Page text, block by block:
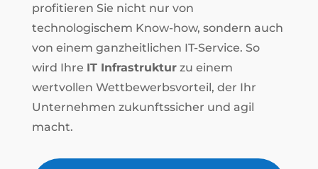
profitieren Sie nicht nur von
technologischem Know-how, sondern auch
von einem ganzheitlichen IT-Service. So
wird Ihre IT Infrastrukturzu einem
wertvollen Wettbewerbsvorteil, der Ihr
Unternehmen zukunftssicher und agil
macht.